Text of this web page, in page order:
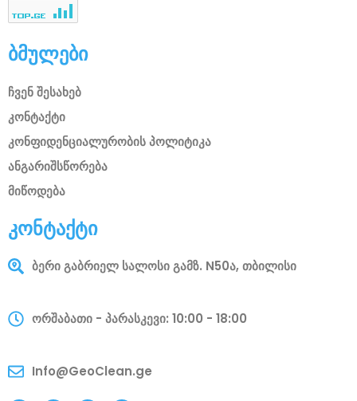
ბმულები
ჩვენ შესახებ
კონტაქტი
კონფიდენციალურობის პოლიტიკა
ანგარიშსწორება
მიწოდება
კონტაქტი
ბერი გაბრიელ სალოსი გამზ. N50ა, თბილისი
ორშაბათი - პარასკევი: 10:00 - 18:00
Info@GeoClean.ge